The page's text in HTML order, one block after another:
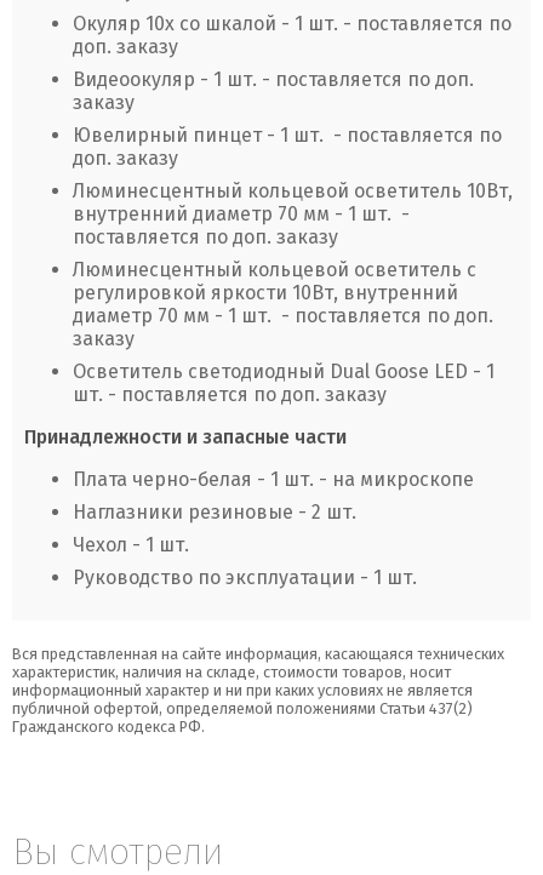
Окуляр 10х со шкалой - 1 шт. - поставляется по
доп. заказу
Видеоокуляр - 1 шт. - поставляется по доп.
заказу
Ювелирный пинцет - 1 шт. - поставляется по
доп. заказу
Люминесцентный кольцевой осветитель 10Вт,
внутренний диаметр 70 мм - 1 шт. -
поставляется по доп. заказу
Люминесцентный кольцевой осветитель с
регулировкой яркости 10Вт, внутренний
диаметр 70 мм - 1 шт. - поставляется по доп.
заказу
Осветитель светодиодный Dual Goose LED - 1
шт. - поставляется по доп. заказу
Принадлежности и запасные части
Плата черно-белая - 1 шт. - на микроскопе
Наглазники резиновые - 2 шт.
Чехол - 1 шт.
Руководство по эксплуатации - 1 шт.
Вся представленная на сайте информация, касающаяся технических
характеристик, наличия на складе, стоимости товаров, носит
информационный характер и ни при каких условиях не является
публичной офертой, определяемой положениями Статьи 437(2)
Гражданского кодекса РФ.
Вы смотрели